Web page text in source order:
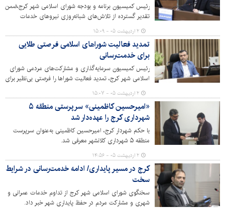
رئیس کمیسیون برنامه و بودجه شورای اسلامی شهر کرج،ضمن
تقدیر گسترده از تلاش‌های شبانه‌روزی نیروهای خدمات
شهری، آتش‌نشانی و اورژانس در حوادث اخیر، بر اینکه تخریب
پل شهید رئیسی (B1) نماد شکست دشمن و تقویت انسجام
ملی بود، تأکید کرد.
۲ اردیبهشت ۰۵ - ۱۵:۰۹
تمدید فعالیت شوراهای اسلامی فرصتی طلایی
برای خدمت‌رسانی
رئیس کمیسیون سرمایه‌گذاری و مشارکت‌های مردمی شورای
اسلامی شهر کرج، تمدید فعالیت شوراها را فرصتی بی‌نظیر برای
خدمت بیشتر به شهروندان در شرایط خاص دانست و تأکید
کرد شورای ششم از این فرصت نهایت استفاده را خواهد برد.
۲ اردیبهشت ۰۵ - ۱۵:۰۷
«امیرحسین کاظمینی» سرپرستی منطقه ۵
شهرداری کرج را عهده‌دار شد
با حکم شهردار کرج، امیرحسین کاظمینی به‌عنوان سرپرست
منطقه ۵ شهرداری کلانشهر معرفی شد.
۲ اردیبهشت ۰۵ - ۱۴:۵۶
کرج در مسیر پایداری/ ادامه خدمت‌رسانی در شرایط
سخت
سخنگوی شورای اسلامی شهر کرج از تداوم خدمات عمرانی و
شهری و مشارکت مردم در حفظ پایداری شهر خبر داد.